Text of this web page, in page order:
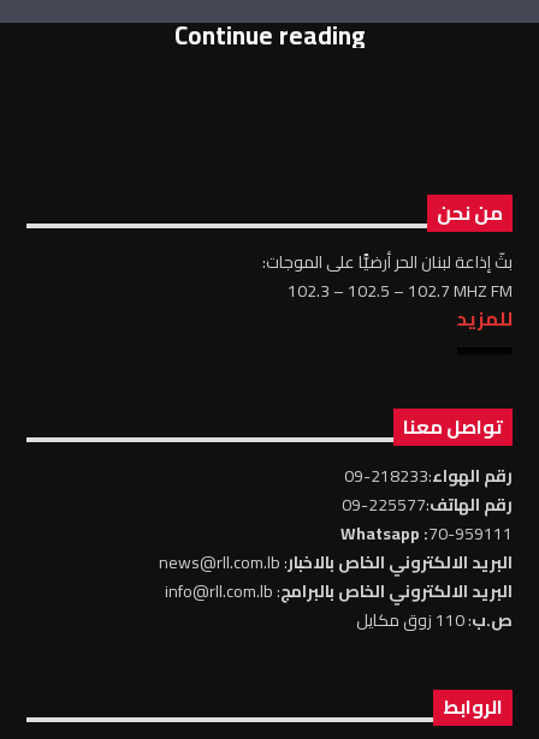
Continue reading
من نحن
بثّ إذاعة لبنان الحر أرضيًّا على الموجات:
102.3 – 102.5 – 102.7 MHZ FM
للمزيد
تواصل معنا
رقم الهواء:218233-09
رقم الهاتف:225577-09
70-959111
: Whatsapp
البريد الالكتروني الخاص بالاخبار: news@rll.com.lb
البريد الالكتروني الخاص بالبرامج: info@rll.com.lb
ص.ب: 110 زوق مكايل
الروابط